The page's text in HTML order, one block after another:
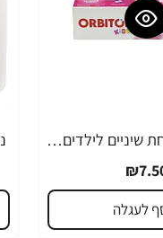
אורביטול משחת שיניים לילדים Shimmer & Shine בטעם סוכריות - 70 גרם
לעגלה